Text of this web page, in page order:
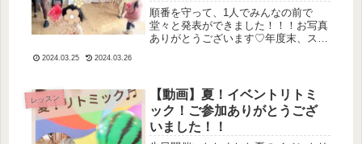
順番を守って、1人でみんなの前で
堂々と発表ができました！！！お写真
ありがとうございます♡年度末、ステ
りとって演奏です！！みんなの前に出
て来...
2024.03.25 2024.03.26
レッスン
【動画】夏！イベントリトミ
ック！ご参加ありがとうござ
いました！！